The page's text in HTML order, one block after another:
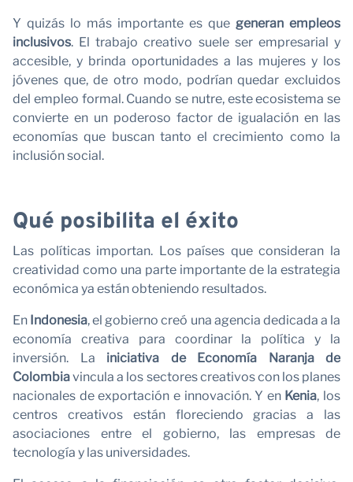
Y quizás lo más importante es que generan empleos
inclusivos. El trabajo creativo suele ser empresarial y
accesible, y brinda oportunidades a las mujeres y los
jóvenes que, de otro modo, podrían quedar excluidos
del empleo formal. Cuando se nutre, este ecosistema se
convierte en un poderoso factor de igualación en las
economías que buscan tanto el crecimiento como la
inclusión social.
Qué posibilita el éxito
Las políticas importan. Los países que consideran la
creatividad como una parte importante de la estrategia
económica ya están obteniendo resultados.
En Indonesia, el gobierno creó una agencia dedicada a la
economía creativa para coordinar la política y la
inversión. La iniciativa de Economía Naranja de
Colombiavincula a los sectores creativos con los planes
nacionales de exportación e innovación. Y en Kenia, los
centros creativos están floreciendo gracias a las
asociaciones entre el gobierno, las empresas de
tecnología y las universidades.